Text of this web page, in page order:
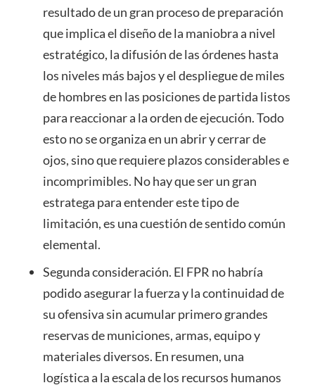
resultado de un gran proceso de preparación
que implica el diseño de la maniobra a nivel
estratégico, la difusión de las órdenes hasta
los niveles más bajos y el despliegue de miles
de hombres en las posiciones de partida listos
para reaccionar a la orden de ejecución. Todo
esto no se organiza en un abrir y cerrar de
ojos, sino que requiere plazos considerables e
incomprimibles. No hay que ser un gran
estratega para entender este tipo de
limitación, es una cuestión de sentido común
elemental.
Segunda consideración. El FPR no habría
podido asegurar la fuerza y la continuidad de
su ofensiva sin acumular primero grandes
reservas de municiones, armas, equipo y
materiales diversos. En resumen, una
logística a la escala de los recursos humanos